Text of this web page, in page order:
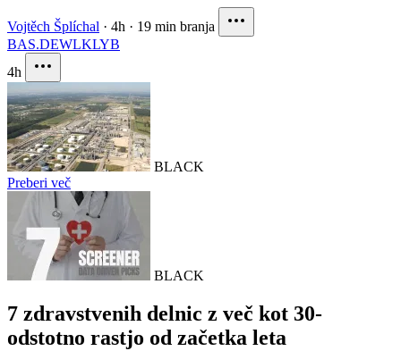
Vojtěch Šplíchal · 4h · 19 min branja
BAS.DEWLKLYB
4h
BLACK
Preberi več
BLACK
7 zdravstvenih delnic z več kot 30-
odstotno rastjo od začetka leta